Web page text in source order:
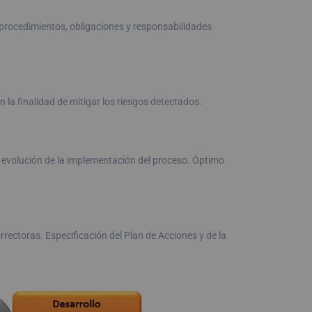
obligaciones y responsabilidades
la finalidad de mitigar los riesgos detectados.
de la implementación del proceso. Óptimo
Especificación del Plan de Acciones y de la